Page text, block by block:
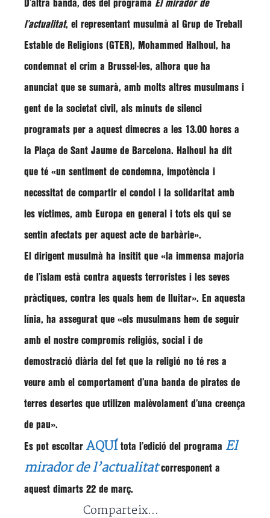
D’altra banda, des del programa El mirador de
l’actualitat, el representant musulmà al Grup de Treball
Estable de Religions (GTER), Mohammed Halhoul , ha
condemnat el crim a Brussel·les, alhora que ha
anunciat que se sumarà, amb molts altres musulmans i
gent de la societat civil, als minuts de silenci
programats per a aquest dimecres a les 13.00 hores a
la Plaça de Sant Jaume de Barcelona. Halhoul ha dit
que té «un sentiment de condemna, impotència i
necessitat de compartir el condol i la solidaritat amb
les víctimes, amb Europa en general i tots els qui se
sentin afectats per aquest acte de barbàrie».
El dirigent musulmà ha insitit que «la immensa majoria
de l’islam està contra aquests terroristes i les seves
pràctiques, contra les quals hem de lluitar». En aquesta
línia, ha assegurat que «els musulmans hem de seguir
amb el nostre compromís religiós, social i de
demostració diària del fet que la religió no té res a
veure amb el comportament d’una banda de pirates de
terres desertes que utilizen malèvolament d’una creença
de pau».
Es pot escoltar AQUÍ tota l’edició del programa El
mirador de l’actualitatcorresponent a
aquest dimarts 22 de març.
Comparteix...